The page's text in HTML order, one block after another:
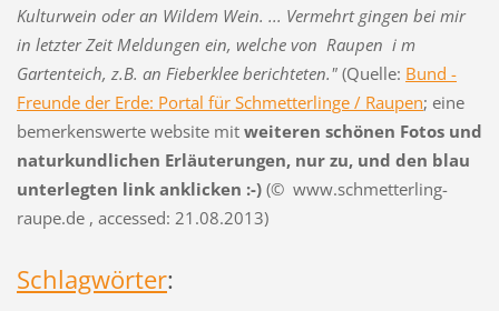
Kulturwein oder an Wildem Wein. ... Vermehrt gingen bei mir
in letzter Zeit Meldungen ein, welche von Raupen i m
Gartenteich, z.B. an Fieberklee berichteten."(Quelle: Bund -
Freunde der Erde: Portal für Schmetterlinge / Raupen; eine
bemerkenswerte website mit weiteren schönen Fotos und
naturkundlichen Erläuterungen, nur zu, und den blau
unterlegten link anklicken :-) (© www.schmetterling-
raupe.de , accessed: 21.08.2013)
Schlagwörter: